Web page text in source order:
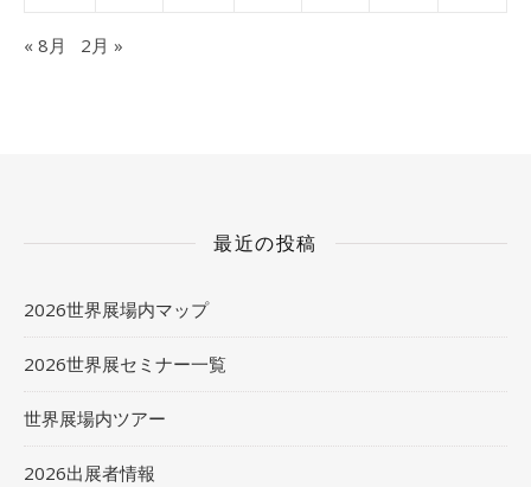
« 8月 2月 »
最近の投稿
2026世界展場内マップ
2026世界展セミナー一覧
世界展場内ツアー
2026出展者情報